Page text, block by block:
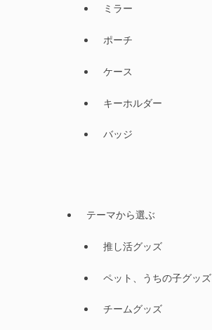
ミラー
ポーチ
ケース
キーホルダー
バッジ
テーマから選ぶ
推し活グッズ
ペット、うちの子グッズ
チームグッズ